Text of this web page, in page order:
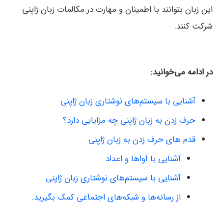
این زبان بتوانند با اطمینان و مهارت در مکالمات زبان ژاپنی
شرکت کنند.
در ادامه می‌خوانید:
آشنایی با سیستم‌های نوشتاری زبان ژاپنی
حرف زدن به زبان ژاپنی چه مزایایی دارد؟
قدم های حرف زدن به زبان ژاپنی
آشنایی با آواها و اعداد
آشنایی با سیستم‌های نوشتاری زبان ژاپنی
از رسانه‌ها و شبکه‌های اجتماعی کمک بگیرید.